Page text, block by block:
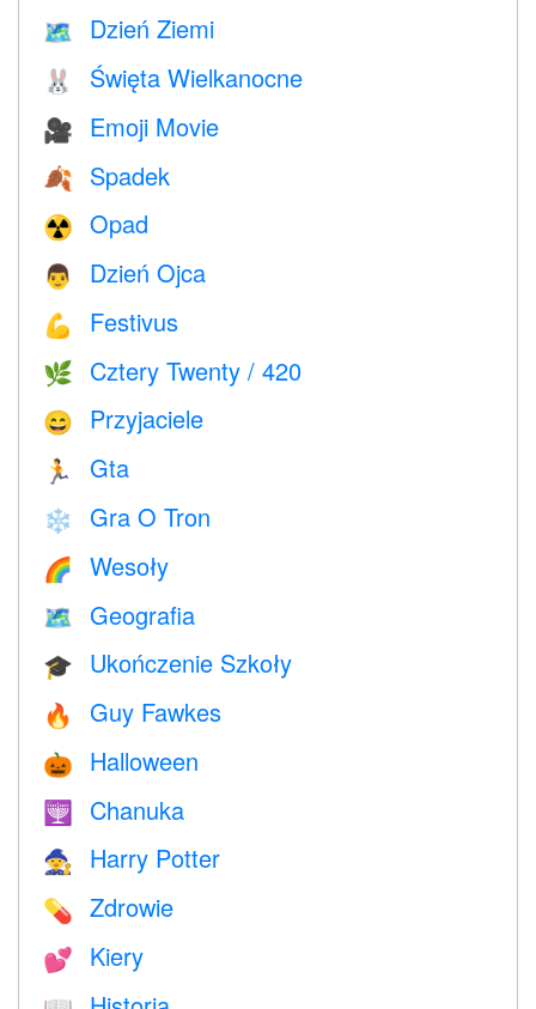
🗺️ Dzień Ziemi
🐰 Święta Wielkanocne
🎥 Emoji Movie
🍂 Spadek
☢️ Opad
👨 Dzień Ojca
💪 Festivus
🌿 Cztery Twenty / 420
😄 Przyjaciele
🏃 Gta
❄️ Gra O Tron
🌈 Wesoły
🗺 Geografia
🎓 Ukończenie Szkoły
🔥 Guy Fawkes
🎃 Halloween
🕎 Chanuka
🧙 Harry Potter
💊 Zdrowie
💕 Kiery